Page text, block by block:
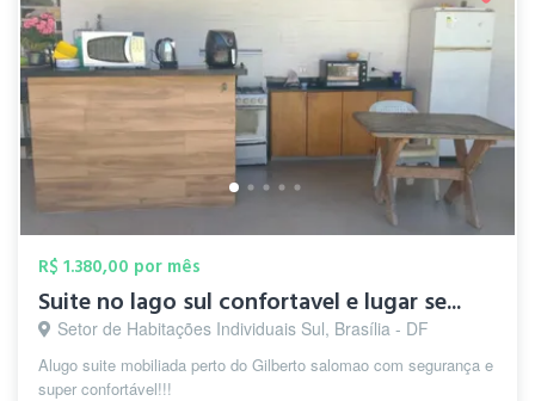
R$ 1.380,00 por mês
Suite no lago sul confortavel e lugar se...
Setor de Habitações Individuais Sul, Brasília - DF
Alugo suite mobiliada perto do Gilberto salomao com segurança e
super confortável!!!